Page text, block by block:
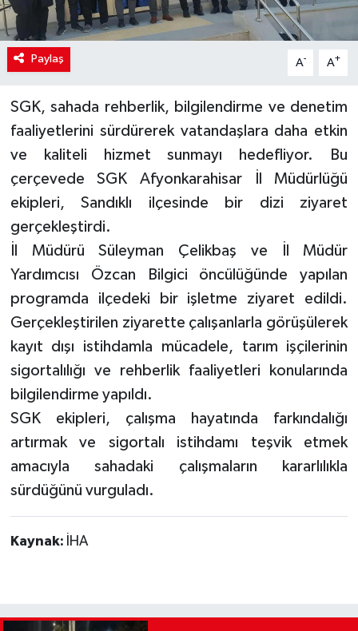
Paylaş A- A+
SGK, sahada rehberlik, bilgilendirme ve denetim
faaliyetlerini sürdürerek vatandaşlara daha etkin
ve kaliteli hizmet sunmayı hedefliyor. Bu
çerçevede SGK Afyonkarahisar İl Müdürlüğü
ekipleri, Sandıklı ilçesinde bir dizi ziyaret
gerçekleştirdi.
İl Müdürü Süleyman Çelikbaş ve İl Müdür
Yardımcısı Özcan Bilgici öncülüğünde yapılan
programda ilçedeki bir işletme ziyaret edildi.
Gerçekleştirilen ziyarette çalışanlarla görüşülerek
kayıt dışı istihdamla mücadele, tarım işçilerinin
sigortalılığı ve rehberlik faaliyetleri konularında
bilgilendirme yapıldı.
SGK ekipleri, çalışma hayatında farkındalığı
artırmak ve sigortalı istihdamı teşvik etmek
amacıyla sahadaki çalışmaların kararlılıkla
sürdüğünü vurguladı.
Kaynak: İHA